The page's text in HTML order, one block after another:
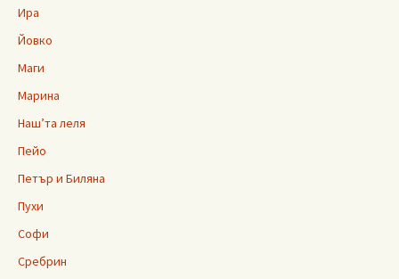
Ира
Йовко
Маги
Марина
Наш’та леля
Пейо
Петър и Биляна
Пухи
Софи
Сребрин